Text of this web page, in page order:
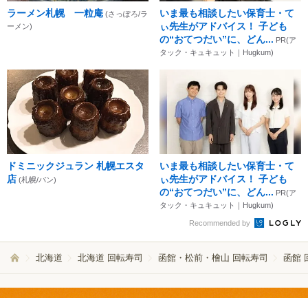
ラーメン札幌 一粒庵 (さっぽろ/ラ
ーメン)
いま最も相談したい保育士・て
ぃ先生がアドバイス！ 子ども
の“おてつだい”に、どん... PR(ア
タック・キュキュット｜Hugkum)
ドミニックジュラン 札幌エスタ
店 (札幌/パン)
いま最も相談したい保育士・て
ぃ先生がアドバイス！ 子ども
の“おてつだい”に、どん... PR(ア
タック・キュキュット｜Hugkum)
Recommended by
北海道 北海道 回転寿司 函館・松前・檜山 回転寿司 函館